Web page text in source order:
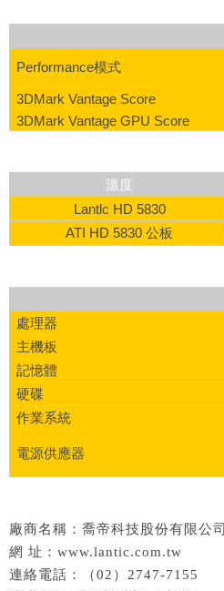
Performance模式
3DMark Vantage Score
3DMark Vantage GPU Score
溫度
Lantlc HD 5830
ATI HD 5830 公板
處理器
主機板
記憶體
硬碟
作業系統
電源供應器
廠商名稱：喬帝科技股份有限公司
網 址：www.lantic.com.tw
連絡電話：（02）2747-7155